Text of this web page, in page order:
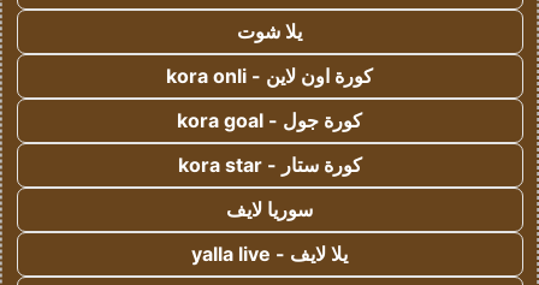
يلا شوت
كورة اون لاين - kora onli
كورة جول - kora goal
كورة ستار - kora star
سوريا لايف
يلا لايف - yalla live